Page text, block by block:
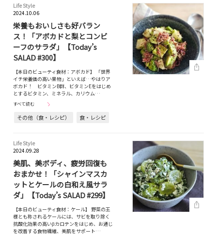
Life Style
2024.10.06
栄養もおいしさも好バラン
ス！「アボカドと梨とコンビ
ーフのサラダ」【Today’s
SALAD #300】
【本日のビューティ食材：アボカド】 「世界
イチ栄養価の高い果物」といえば…やはりア
ボカド！ ビタミンB群、ビタミンEをはじめ
とするビタミン、ミネラル、カリウム…
すべて読む
その他（食・レシピ） 食・レシピ
Life Style
2024.09.28
美肌、美ボディ、疲労回復も
おまかせ！「シャインマスカ
ットとケールの白和え風サラ
ダ」【Today’s SALAD #299】
【本日のビューティ食材：ケール】 野菜の王
様とも称されるケールには、サビを取り除く
抗酸化効果の高いβカロテンをはじめ、お通じ
を改善する食物繊維、美肌をサポート…